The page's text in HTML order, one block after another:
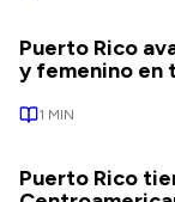
Puerto Rico
y femenino en
1 MIN
Puerto Rico